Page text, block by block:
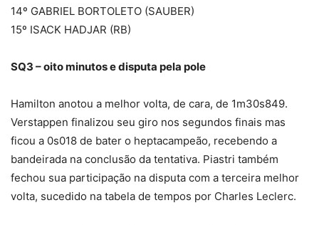
14º GABRIEL BORTOLETO (SAUBER)
15º ISACK HADJAR (RB)
SQ3 – oito minutos e disputa pela pole
Hamilton anotou a melhor volta, de cara, de 1m30s849.
Verstappen finalizou seu giro nos segundos finais mas
ficou a 0s018 de bater o heptacampeão, recebendo a
bandeirada na conclusão da tentativa. Piastri também
fechou sua participação na disputa com a terceira melhor
volta, sucedido na tabela de tempos por Charles Leclerc.